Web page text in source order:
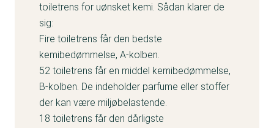
toiletrens for uønsket kemi. Sådan klarer de
sig:
Fire toiletrens får den bedste
kemibedømmelse, A-kolben.
52 toiletrens får en middel kemibedømmelse,
B-kolben. De indeholder parfume eller stoffer
der kan være miljøbelastende.
18 toiletrens får den dårligste